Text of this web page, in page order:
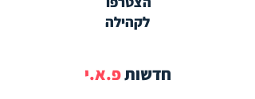
לקהילה
חדשותפ.א.י